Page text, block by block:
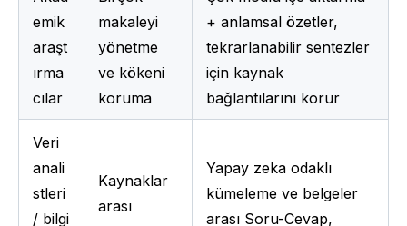
emik
araşt
ırma
cılar
makaleyi
yönetme
ve kökeni
koruma
+ anlamsal özetler,
tekrarlanabilir sentezler
için kaynak
bağlantılarını korur
Veri
anali
stleri
/ bilgi
Kaynaklar
arası
Yapay zeka odaklı
kümeleme ve belgeler
arası Soru-Cevap,